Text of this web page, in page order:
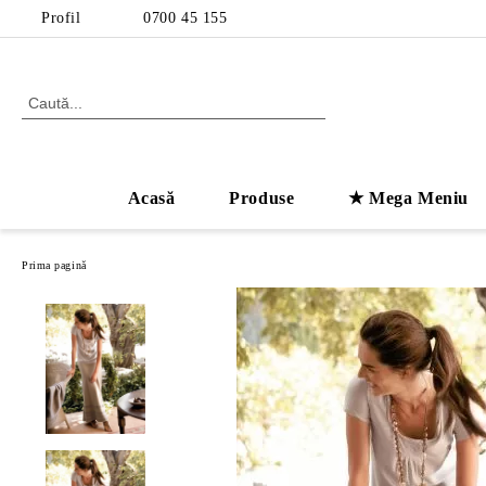
Profil 0700 45 155
Acasă Produse ★ Mega Meniu
Prima pagină